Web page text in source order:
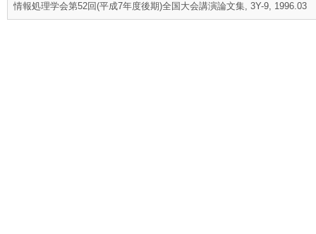
情報処理学会第52回(平成7年度後期)全国大会講演論文集, 3Y-9, 1996.03